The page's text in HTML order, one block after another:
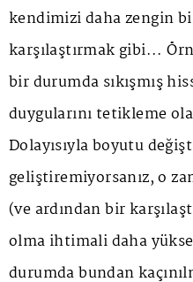
kendimizi daha zengin
karşılaştırmak gibi...
bir durumda sıkışmış
duygularını tetikleme
Dolayısıyla boyutu
geliştiremiyorsanız, o
(ve ardından bir
olma ihtimali daha
durumda bundan